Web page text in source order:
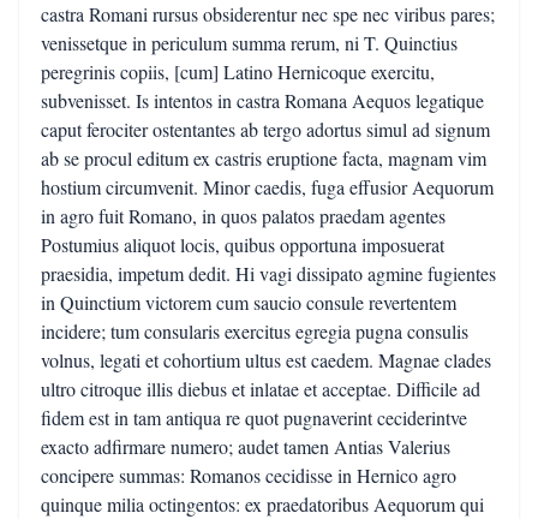
castra Romani rursus obsiderentur nec spe nec viribus pares;
venissetque in periculum summa rerum, ni T. Quinctius
peregrinis copiis, [cum] Latino Hernicoque exercitu,
subvenisset. Is intentos in castra Romana Aequos legatique
caput ferociter ostentantes ab tergo adortus simul ad signum
ab se procul editum ex castris eruptione facta, magnam vim
hostium circumvenit. Minor caedis, fuga effusior Aequorum
in agro fuit Romano, in quos palatos praedam agentes
Postumius aliquot locis, quibus opportuna imposuerat
praesidia, impetum dedit. Hi vagi dissipato agmine fugientes
in Quinctium victorem cum saucio consule revertentem
incidere; tum consularis exercitus egregia pugna consulis
volnus, legati et cohortium ultus est caedem. Magnae clades
ultro citroque illis diebus et inlatae et acceptae. Difficile ad
fidem est in tam antiqua re quot pugnaverint ceciderintve
exacto adfirmare numero; audet tamen Antias Valerius
concipere summas: Romanos cecidisse in Hernico agro
quinque milia octingentos: ex praedatoribus Aequorum qui